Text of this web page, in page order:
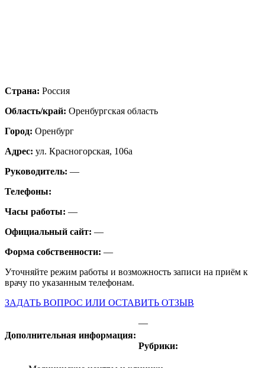
Страна: Россия
Область/край: Оренбургская область
Город: Оренбург
Адрес: ул. Красногорская, 106а
Руководитель: —
Телефоны:
Часы работы: —
Официальный сайт: —
Форма собственности: —
Уточняйте режим работы и возможность записи на приём к
врачу по указанным телефонам.
ЗАДАТЬ ВОПРОС ИЛИ ОСТАВИТЬ ОТЗЫВ
Дополнительная информация:
—
Рубрики: